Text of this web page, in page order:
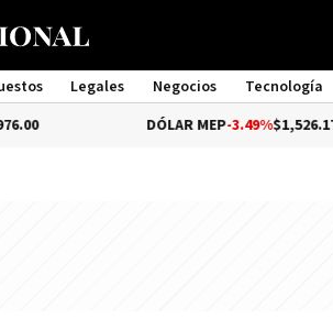
Legales Negocios Tecnología
-3.49%$1,526.17